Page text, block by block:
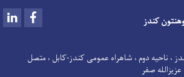
کندز LinkedIn
، ناحیه دوم ، شاهراه عمومی کندز-کابل ، متصل
صفر